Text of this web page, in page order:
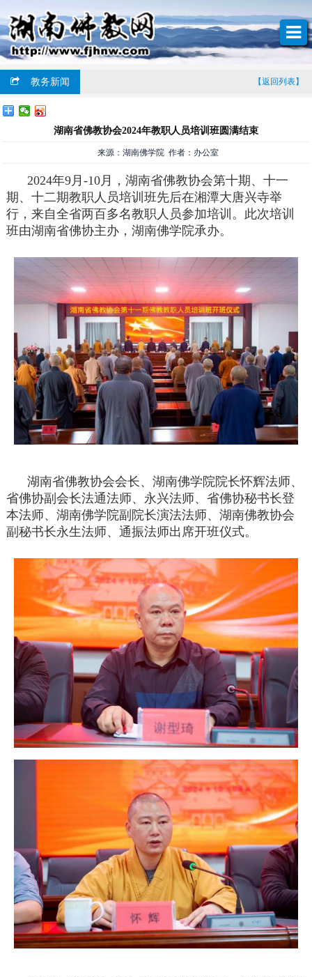
教务新闻 【返回列表】
湖南省佛教协会2024年教职人员培训班圆满结束
来源：湖南佛学院 作者：办公室
2024年9月-10月，湖南省佛教协会第十期、十一
期、十二期教职人员培训班先后在湘潭大唐兴寺举
行，来自全省两百多名教职人员参加培训。此次培训
班由湖南省佛协主办，湖南佛学院承办。
湖南省佛教协会会长、湖南佛学院院长怀辉法师、
省佛协副会长法通法师、永兴法师、省佛协秘书长登
本法师、湖南佛学院副院长演法法师、湖南佛教协会
副秘书长永生法师、通振法师出席开班仪式。